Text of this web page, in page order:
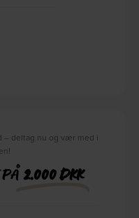
– deltag nu og vær med i
2.000 DKK